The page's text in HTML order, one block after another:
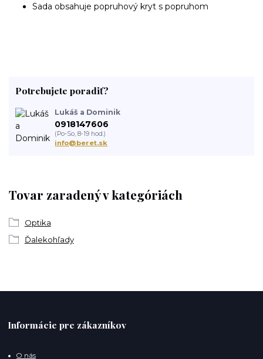
Sada obsahuje popruhový kryt s popruhom
Tovar zaradený v kategóriách
Optika
Ďalekohľady
Potrebujete poradiť?
Lukáš a Dominik
0918147606
(Po-So, 8-19 hod.)
info@beret.sk
Informácie pre zákazníkov
O nás